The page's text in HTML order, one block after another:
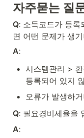
자주묻는 질
Q: 소득코드가 등
면 어떤 문제가 생
A:
시스템관리 >
등록되어 있지
오류가 발생하
Q: 필요경비세율을
A: